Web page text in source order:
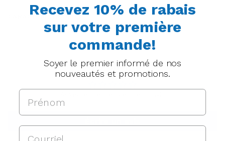
CARACTÉRISTIQUES
Avis Clients
Recevez 10% de rabais
sur votre première
commande!
Soyer le premier informé de nos
nouveautés et promotions.